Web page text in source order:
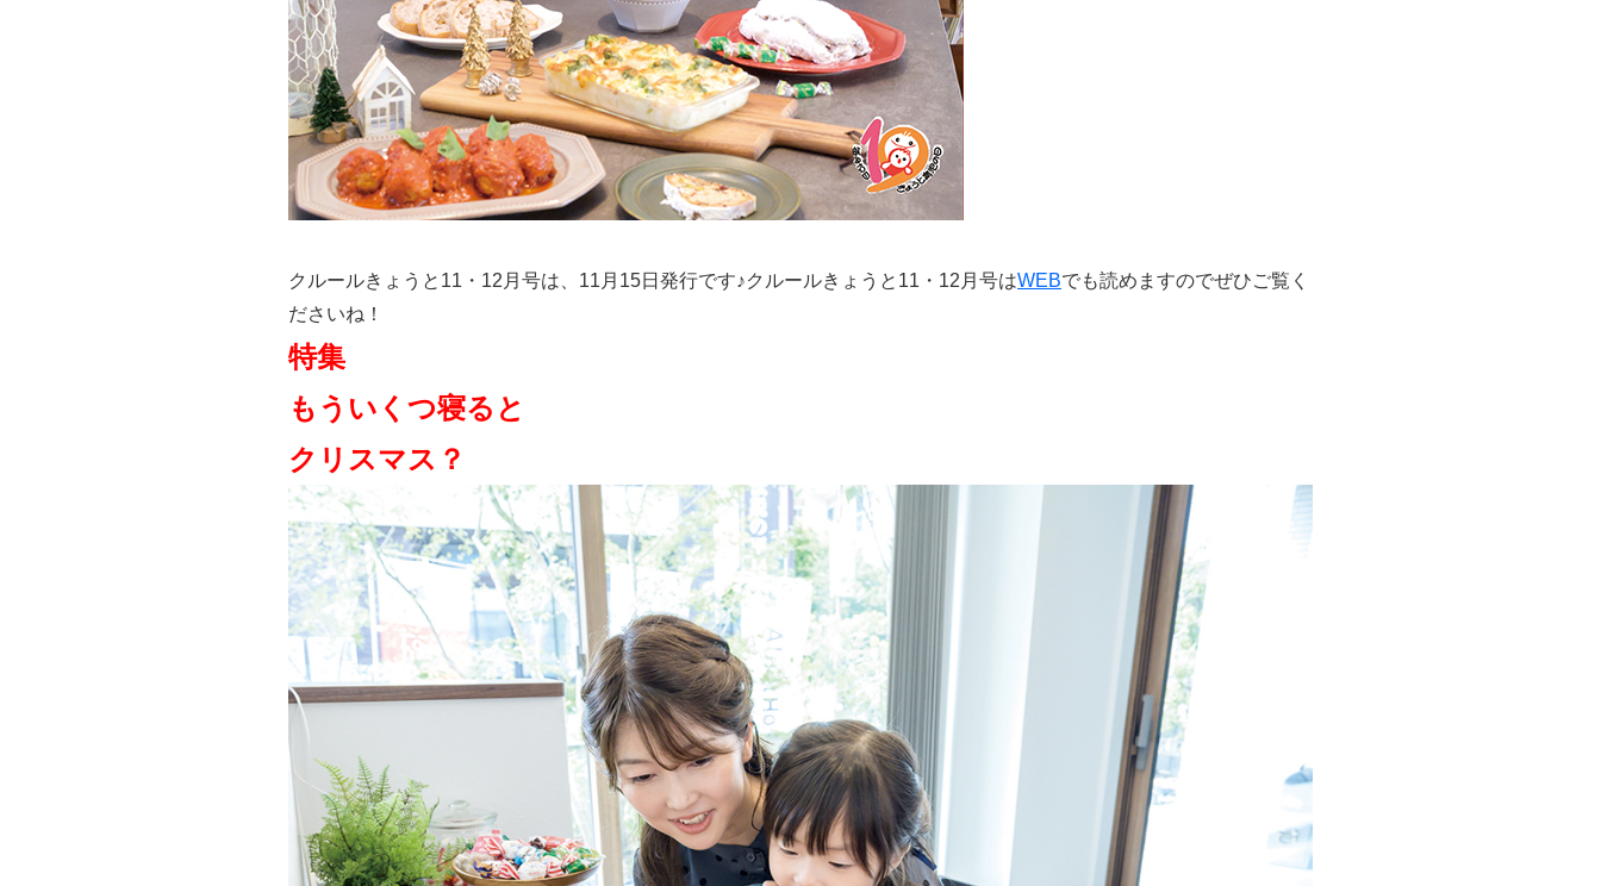
クルールきょうと11・12月号は、11月15日発行です♪クルールきょうと11・12月号はWEBでも読めますのでぜひご覧く
ださいね！
特集
もういくつ寝ると
クリスマス？